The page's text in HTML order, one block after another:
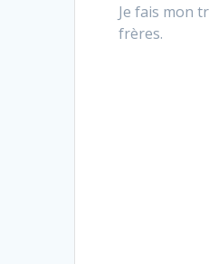
Je fais mon
frères.